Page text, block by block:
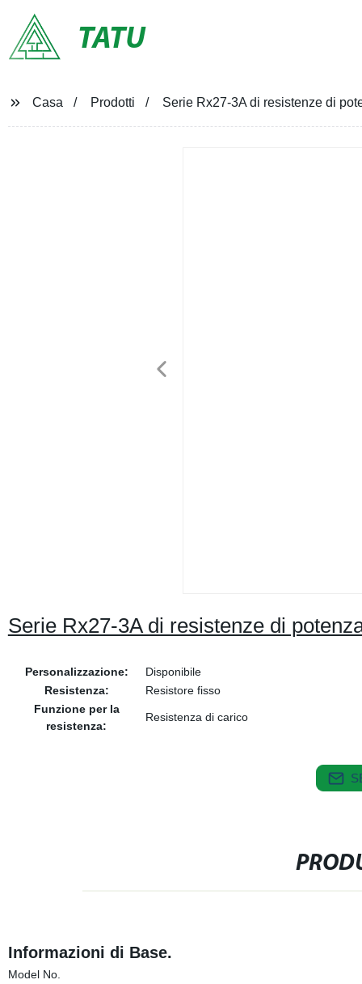
TATU
Casa Prodotti Serie Rx27-3A di resistenze di
Serie Rx27-3A di resistenze di
Personalizzazione:
Disponibile
Resistenza:
Resistore fisso
Funzione per la
resistenza:
Resistenza di carico
Informazioni di Base.
Model No.